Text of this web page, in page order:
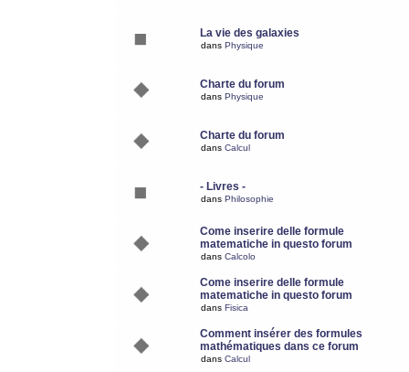
La vie des galaxies
dans Physique
Charte du forum
dans Physique
Charte du forum
dans Calcul
- Livres -
dans Philosophie
Come inserire delle formule
matematiche in questo forum
dans Calcolo
Come inserire delle formule
matematiche in questo forum
dans Fisica
Comment insérer des formules
mathématiques dans ce forum
dans Calcul